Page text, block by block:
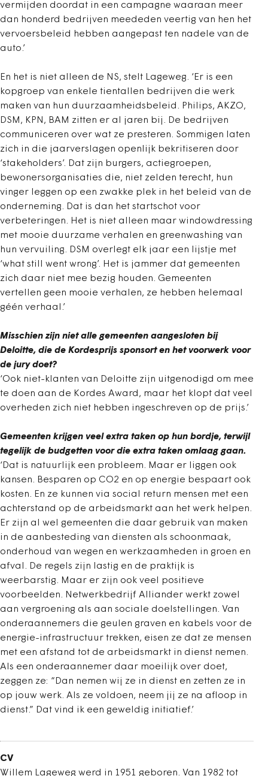
vermijden doordat in een campagne waaraan meer
dan honderd bedrijven meededen veertig van hen het
vervoersbeleid hebben aangepast ten nadele van de
auto.’
En het is niet alleen de NS, stelt Lageweg. ‘Er is een
kopgroep van enkele tientallen bedrijven die werk
maken van hun duurzaamheidsbeleid. Philips, AKZO,
DSM, KPN, BAM zitten er al jaren bij. De bedrijven
communiceren over wat ze presteren. Sommigen laten
zich in die jaarverslagen openlijk bekritiseren door
‘stakeholders’. Dat zijn burgers, actiegroepen,
bewonersorganisaties die, niet zelden terecht, hun
vinger leggen op een zwakke plek in het beleid van de
onderneming. Dat is dan het startschot voor
verbeteringen. Het is niet alleen maar windowdressing
met mooie duurzame verhalen en greenwashing van
hun vervuiling. DSM overlegt elk jaar een lijstje met
‘what still went wrong’. Het is jammer dat gemeenten
zich daar niet mee bezig houden. Gemeenten
vertellen geen mooie verhalen, ze hebben helemaal
géén verhaal.’
Misschien zijn niet alle gemeenten aangesloten bij
Deloitte, die de Kordesprijs sponsort en het voorwerk voor
de jury doet?
‘Ook niet-klanten van Deloitte zijn uitgenodigd om mee
te doen aan de Kordes Award, maar het klopt dat veel
overheden zich niet hebben ingeschreven op de prijs.’
Gemeenten krijgen veel extra taken op hun bordje, terwijl
tegelijk de budgetten voor die extra taken omlaag gaan.
‘Dat is natuurlijk een probleem. Maar er liggen ook
kansen. Besparen op CO2 en op energie bespaart ook
kosten. En ze kunnen via social return mensen met een
achterstand op de arbeidsmarkt aan het werk helpen.
Er zijn al wel gemeenten die daar gebruik van maken
in de aanbesteding van diensten als schoonmaak,
onderhoud van wegen en werkzaamheden in groen en
afval. De regels zijn lastig en de praktijk is
weerbarstig. Maar er zijn ook veel positieve
voorbeelden. Netwerkbedrijf Alliander werkt zowel
aan vergroening als aan sociale doelstellingen. Van
onderaannemers die geulen graven en kabels voor de
energie-infrastructuur trekken, eisen ze dat ze mensen
met een afstand tot de arbeidsmarkt in dienst nemen.
Als een onderaannemer daar moeilijk over doet,
zeggen ze: “Dan nemen wij ze in dienst en zetten ze in
op jouw werk. Als ze voldoen, neem jij ze na afloop in
dienst.” Dat vind ik een geweldig initiatief.’
CV
Willem Lageweg werd in 1951 geboren. Van 1982 tot